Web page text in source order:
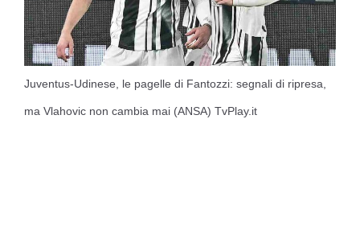
Juventus-Udinese, le pagelle di Fantozzi: segnali di ripresa,
ma Vlahovic non cambia mai (ANSA) TvPlay.it